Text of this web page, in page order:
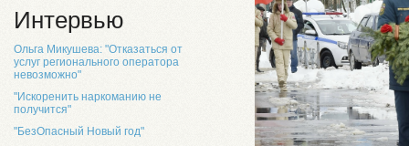
Интервью
Ольга Микушева: "Отказаться от
услуг регионального оператора
невозможно"
"Искоренить наркоманию не
получится"
"БезОпасный Новый год"